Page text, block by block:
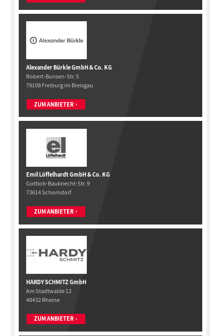
Alexander Bürkle GmbH & Co. KG
Robert-Bunsen-Str. 5
79108 Freiburg im Breisgau
ZUM ANBIETER
Emil Löffelhardt GmbH & Co. KG
Gottlob-Bauknecht-Str. 9
73614 Schorndorf
ZUM ANBIETER
HARDY SCHMITZ GmbH
Am Stadtwalde 12
48432 Rheine
ZUM ANBIETER